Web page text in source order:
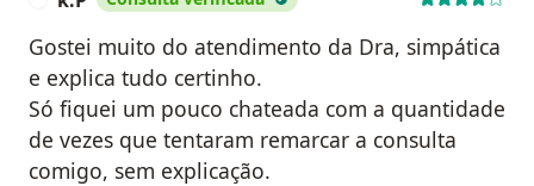
Gostei muito do atendimento da Dra, simpática
e explica tudo certinho.
Só fiquei um pouco chateada com a quantidade
de vezes que tentaram remarcar a consulta
comigo, sem explicação.